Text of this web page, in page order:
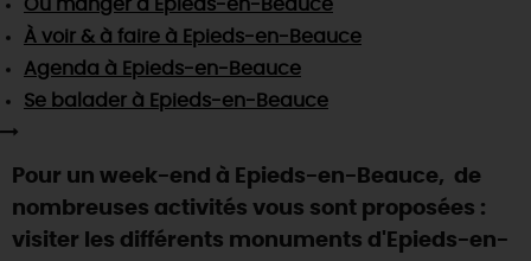
TOUTES LES ACTIVITÉS
Visitesgourmandesetcréatives
Vins etvignobles
Chic,une aire de pique-nique
Par ici lesguinguettes
La Route des Métiers d'Art
TOUT L'ART DE VIVRE
Des vacances auprès des animaux 🐎
(re)Découvrir les coulisses de la Faïencerie de
Gien !
Une saison de festivals 🎉
Rendez-vous de la nature en 2026
SE REPÉRER,SE DÉPLACER
INFOS &SERVICES
Où manger à Epieds-en-Beauce
À voir & à faire à Epieds-en-Beauce
Agenda à Epieds-en-Beauce
Se balader à Epieds-en-Beauce
Pour un week-end à Epieds-en-Beauce, de
nombreuses activités vous sont proposées :
visiter les différents monuments d'Epieds-en-